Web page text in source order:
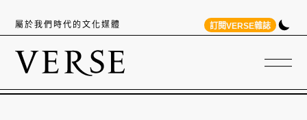
屬於我們時代的文化媒體 訂閱VERSE雜誌